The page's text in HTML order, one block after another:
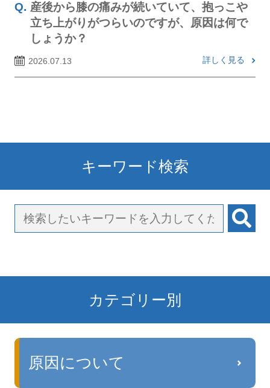
産後から膝の痛みが続いていて、抱っこや
立ち上がりがつらいのですが、原因は何で
しょうか？
2026.07.13 詳しく見る
キーワード検索
カテゴリー別
原因について